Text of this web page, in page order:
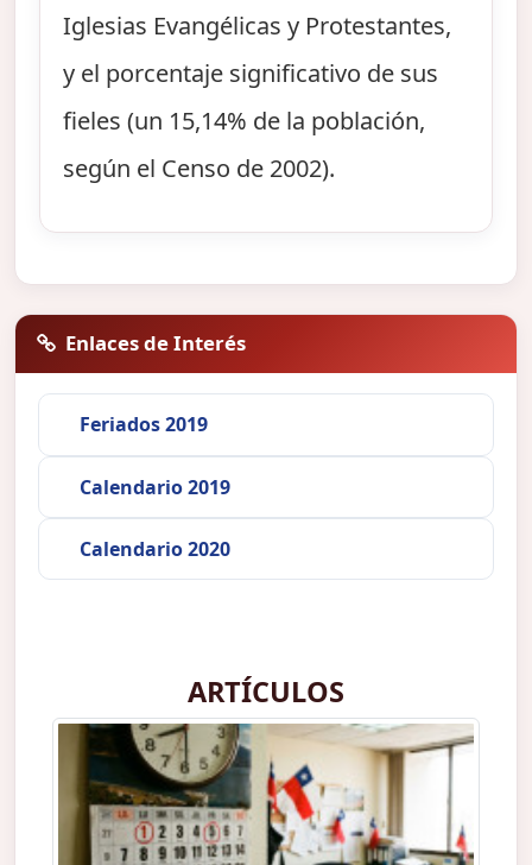
Iglesias Evangélicas y Protestantes,
y el porcentaje significativo de sus
fieles (un 15,14% de la población,
según el Censo de 2002).
Enlaces de Interés
Feriados 2019
Calendario 2019
Calendario 2020
ARTÍCULOS